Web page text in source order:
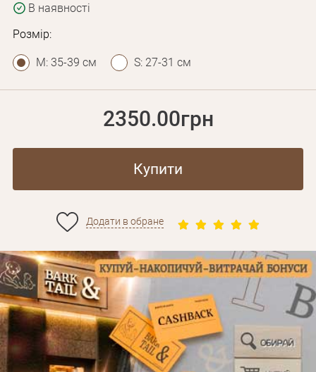
В наявності
Розмір:
M: 35-39 см S: 27-31 см
2350.00грн
Купити
Додати в обране